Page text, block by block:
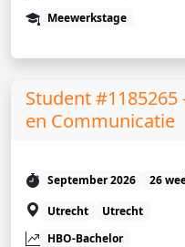
Meewerkstage
Student
en Communicatie
September 2026 26
Utrecht
Utrecht
HBO-Bachelor